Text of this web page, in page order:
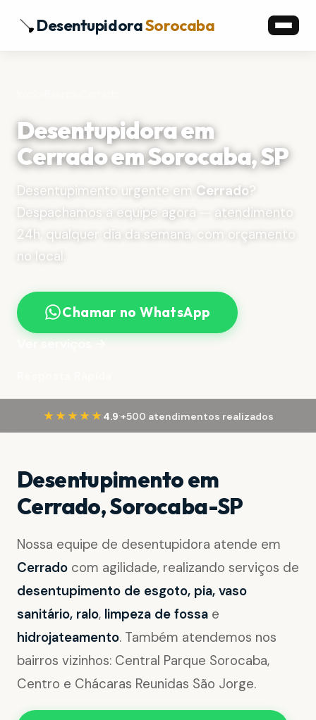
DesentupidoraSorocaba
Desentupidora em
Cerrado em Sorocaba, SP
Desentupimento urgente em Cerrado?
Despachamos a equipe agora — atendimento
24h, qualquer dia da semana, com orçamento
no local.
Chamar no WhatsApp
Ver serviços →
★★★★★ 4.9·+500 atendimentos realizados
Desentupimento em
Cerrado, Sorocaba-SP
Nossa equipe de desentupidora atende em
Cerrado com agilidade, realizando serviços de
desentupimento de esgoto, pia, vaso
sanitário, ralo, limpeza de fossa e
hidrojateamento. Também atendemos nos
bairros vizinhos: Central Parque Sorocaba,
Centro e Chácaras Reunidas São Jorge.